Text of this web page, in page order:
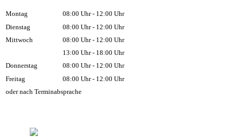
Montag
08:00 Uhr - 12:00 Uhr
Dienstag
08:00 Uhr - 12:00 Uhr
Mittwoch
08:00 Uhr - 12:00 Uhr
13:00 Uhr - 18:00 Uhr
Donnerstag
08:00 Uhr - 12:00 Uhr
Freitag
08:00 Uhr - 12:00 Uhr
oder nach Terminabsprache